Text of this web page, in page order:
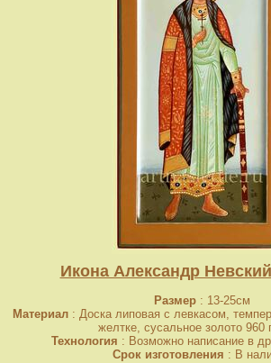
Икона Александр
Размер: 13-25см
Материал: Доска липовая с левкасом,
желтке, сусальное золото 960
Технология : Возможно написание в
Срок изготовления : В